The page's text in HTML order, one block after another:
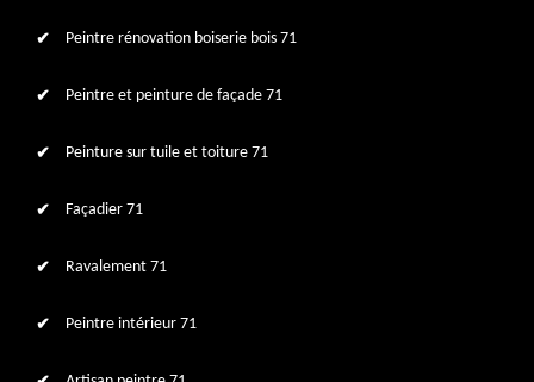
Peintre rénovation boiserie bois 71
Peintre et peinture de façade 71
Peinture sur tuile et toiture 71
Façadier 71
Ravalement 71
Peintre intérieur 71